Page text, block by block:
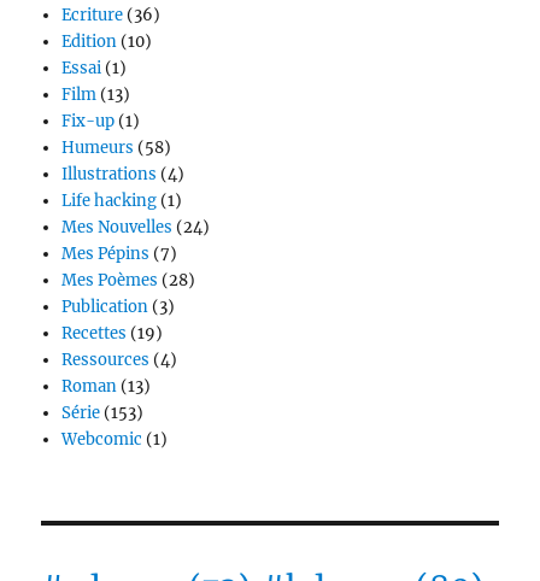
Ecriture(36)
Edition(10)
Essai(1)
Film(13)
Fix-up(1)
Humeurs (58)
Illustrations (4)
Life hacking(1)
Mes Nouvelles (24)
Mes Pépins (7)
Mes Poèmes (28)
Publication(3)
Recettes (19)
Ressources (4)
Roman(13)
Série(153)
Webcomic (1)